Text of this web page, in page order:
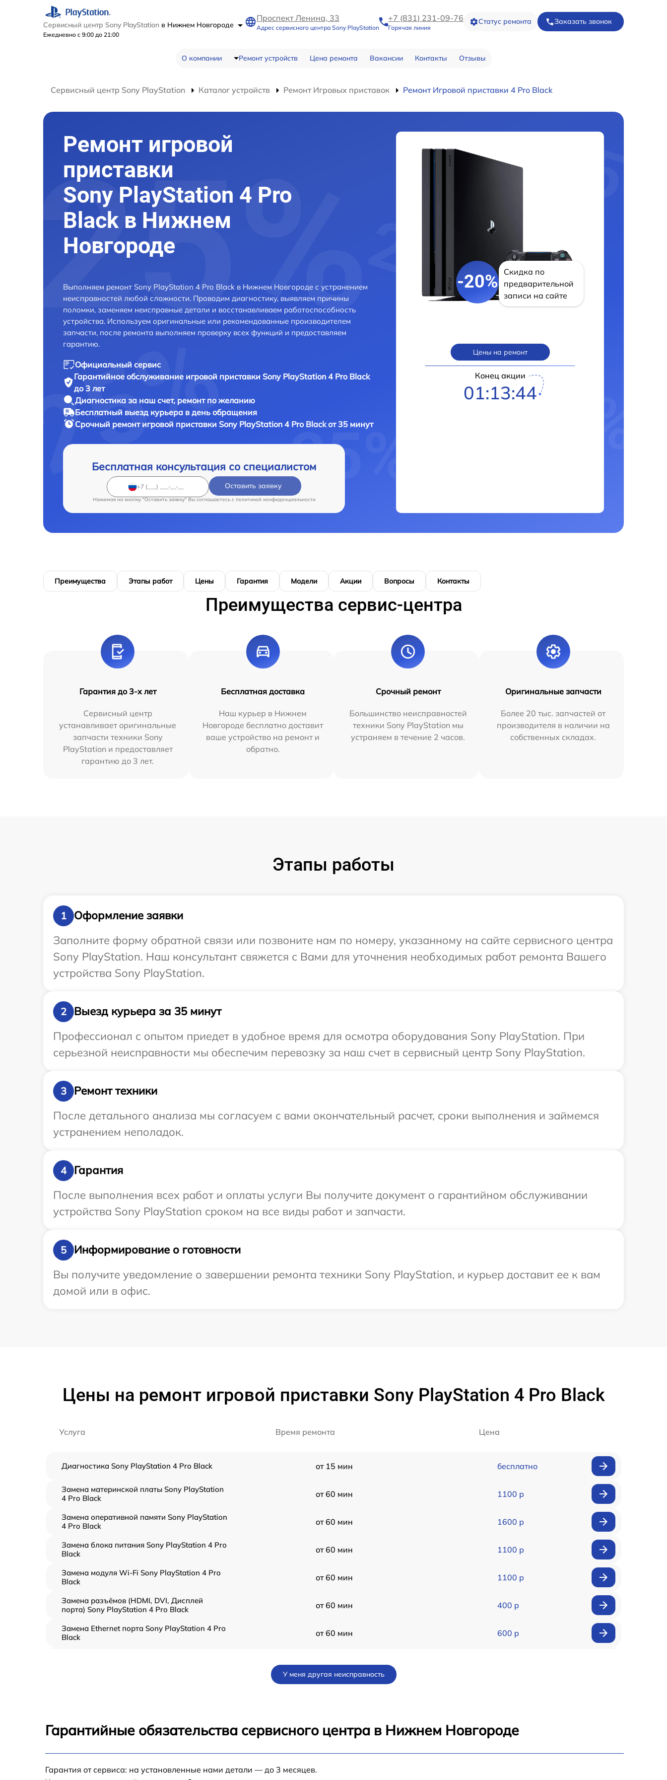
Сервисный центр Sony PlayStation в Нижнем Новгороде
Ежедневно с 9:00 до 21:00
Проспект Ленина, 33
Адрес сервисного центра Sony PlayStation
+7 (831) 231-09-76
Горячая линия
Статус ремонта Заказать звонок
О компании Ремонт устройств Цена ремонта Вакансии Контакты Отзывы
Сервисный центр Sony PlayStation Каталог устройств Ремонт Игровых приставок Ремонт Игровой приставки 4 Pro Black
Ремонт игровой
приставки
Sony PlayStation 4 Pro
Black в Нижнем
Новгороде
Выполняем ремонт Sony PlayStation 4 Pro Black в Нижнем Новгороде с устранением
неисправностей любой сложности. Проводим диагностику, выявляем причины
поломки, заменяем неисправные детали и восстанавливаем работоспособность
устройства. Используем оригинальные или рекомендованные производителем
запчасти, после ремонта выполняем проверку всех функций и предоставляем
гарантию.
Официальный сервис
Гарантийное обслуживание игровой приставки Sony PlayStation 4 Pro Black
до 3 лет
Диагностика за наш счет, ремонт по желанию
Бесплатный выезд курьера в день обращения
Срочный ремонт игровой приставки Sony PlayStation 4 Pro Black от 35 минут
Бесплатная консультация со специалистом
Оставить заявку
Нажимая на кнопку "Оставить заявку" Вы соглашаетесь c политикой конфиденциальности
-20%
Скидка по
предварительной
записи на сайте
Цены на ремонт
Конец акции
01:13:43
Преимущества Этапы работ Цены Гарантия Модели Акции Вопросы Контакты
Преимущества сервис-центра
Гарантия до 3-х лет
Сервисный центр
устанавливает оригинальные
запчасти техники Sony
PlayStation и предоставляет
гарантию до 3 лет.
Бесплатная доставка
Наш курьер в Нижнем
Новгороде бесплатно доставит
ваше устройство на ремонт и
обратно.
Срочный ремонт
Большинство неисправностей
техники Sony PlayStation мы
устраняем в течение 2 часов.
Оригинальные запчасти
Более 20 тыс. запчастей от
производителя в наличии на
собственных складах.
Этапы работы
1
Оформление заявки
Заполните форму обратной связи или позвоните нам по номеру, указанному на сайте сервисного центра
Sony PlayStation. Наш консультант свяжется с Вами для уточнения необходимых работ ремонта Вашего
устройства Sony PlayStation.
2
Выезд курьера за 35 минут
Профессионал с опытом приедет в удобное время для осмотра оборудования Sony PlayStation. При
серьезной неисправности мы обеспечим перевозку за наш счет в сервисный центр Sony PlayStation.
3
Ремонт техники
После детального анализа мы согласуем с вами окончательный расчет, сроки выполнения и займемся
устранением неполадок.
4
Гарантия
После выполнения всех работ и оплаты услуги Вы получите документ о гарантийном обслуживании
устройства Sony PlayStation сроком на все виды работ и запчасти.
5
Информирование о готовности
Вы получите уведомление о завершении ремонта техники Sony PlayStation, и курьер доставит ее к вам
домой или в офис.
Цены на ремонт игровой приставки Sony PlayStation 4 Pro Black
Услуга Время ремонта Цена
Диагностика Sony PlayStation 4 Pro Black от 15 мин бесплатно
Замена материнской платы Sony PlayStation
4 Pro Black
от 60 мин 1100 р
Замена оперативной памяти Sony PlayStation
4 Pro Black
от 60 мин 1600 р
Замена блока питания Sony PlayStation 4 Pro
Black
от 60 мин 1100 р
Замена модуля Wi-Fi Sony PlayStation 4 Pro
Black
от 60 мин 1100 р
Замена разъёмов (HDMI, DVI, Дисплей
порта) Sony PlayStation 4 Pro Black
от 60 мин 400 р
Замена Ethernet порта Sony PlayStation 4 Pro
Black
от 60 мин 600 р
Замена системы охлаждения Sony
PlayStation 4 Pro Black
от 60 мин
У меня другая неисправность
Гарантийные обязательства сервисного центра в Нижнем Новгороде
Гарантия от сервиса: на установленные нами детали — до 3 месяцев.